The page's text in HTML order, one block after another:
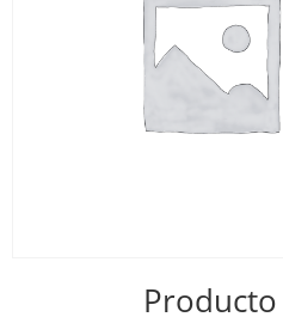
Producto